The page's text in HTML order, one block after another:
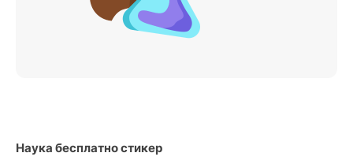
Наука бесплатно стикер